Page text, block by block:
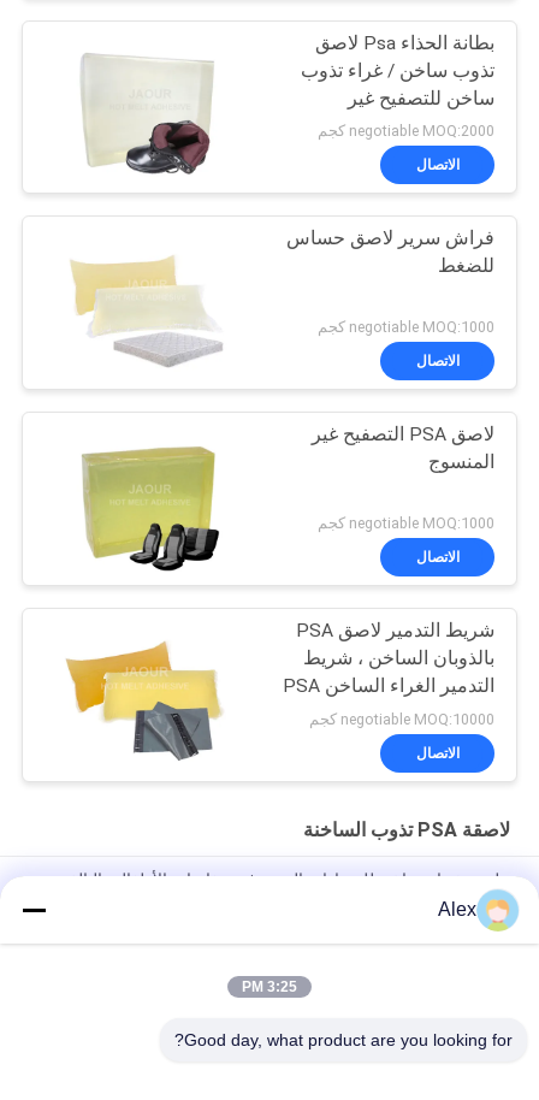
بطانة الحذاء Psa لاصق
تذوب ساخن / غراء تذوب
ساخن للتصفيح غير
المنسوج
negotiable MOQ:2000 كجم
الاتصال
فراش سرير لاصق حساس
للضغط
negotiable MOQ:1000 كجم
الاتصال
لاصق PSA التصفيح غير
المنسوج
negotiable MOQ:1000 كجم
الاتصال
شريط التدمير لاصق PSA
بالذوبان الساخن ، شريط
التدمير الغراء الساخن PSA
negotiable MOQ:10000 كجم
الاتصال
لاصقة PSA تذوب الساخنة
ملصق ذوبان ساخن للضمادات المرنة في حفاضات الأطفال والبالغين
الغراء المصهور على الساخن لصنع حفاضات الغراء البناء لإنتاج حفاضات
الأطفال
Premium Grade Positioning Hot Melt PSA for lady sanitary
Alex
3:25 PM
Good day, what product are you looking for?